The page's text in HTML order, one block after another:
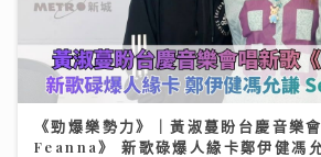
《勁爆樂勢力》｜黃淑蔓盼台慶音樂
Feanna》 新歌碌爆人緣卡鄭伊健